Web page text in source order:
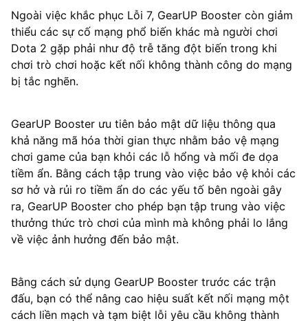
Ngoài việc khắc phục Lỗi 7, GearUP Booster còn giảm
thiểu các sự cố mạng phổ biến khác mà người chơi
Dota 2 gặp phải như độ trễ tăng đột biến trong khi
chơi trò chơi hoặc kết nối không thành công do mạng
bị tắc nghẽn.
GearUP Booster ưu tiên bảo mật dữ liệu thông qua
khả năng mã hóa thời gian thực nhằm bảo vệ mạng
chơi game của bạn khỏi các lỗ hổng và mối đe dọa
tiềm ẩn. Bằng cách tập trung vào việc bảo vệ khỏi các
sơ hở và rủi ro tiềm ẩn do các yếu tố bên ngoài gây
ra, GearUP Booster cho phép bạn tập trung vào việc
thưởng thức trò chơi của mình mà không phải lo lắng
về việc ảnh hưởng đến bảo mật.
Bằng cách sử dụng GearUP Booster trước các trận
đấu, bạn có thể nâng cao hiệu suất kết nối mạng một
cách liền mạch và tạm biệt lỗi yêu cầu không thành